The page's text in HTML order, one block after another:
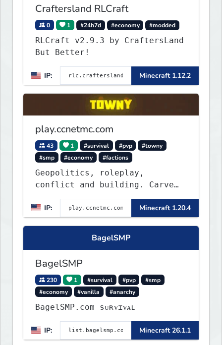
Craftersland RLCraft
0 1 #24h7d #economy #modded
RLCraft v2.9.3 by CraftersLand
But Better!
IP: Minecraft 1.12.2
play.ccnetmc.com
43 1 #survival #pvp
#towny
#smp
#economy #factions
Geopolitics, roleplay,
conflict and building. Carve
map of Earth using tanks,
warships, guns and more.
building cities that the world
IP: Minecraft 1.20.4
BagelSMP
BagelSMP
230 1 #survival #pvp
#smp
#economy
#vanilla #anarchy
BagelSMP.com ѕᴜʀᴠɪᴠᴀʟ
IP: Minecraft 26.1.1